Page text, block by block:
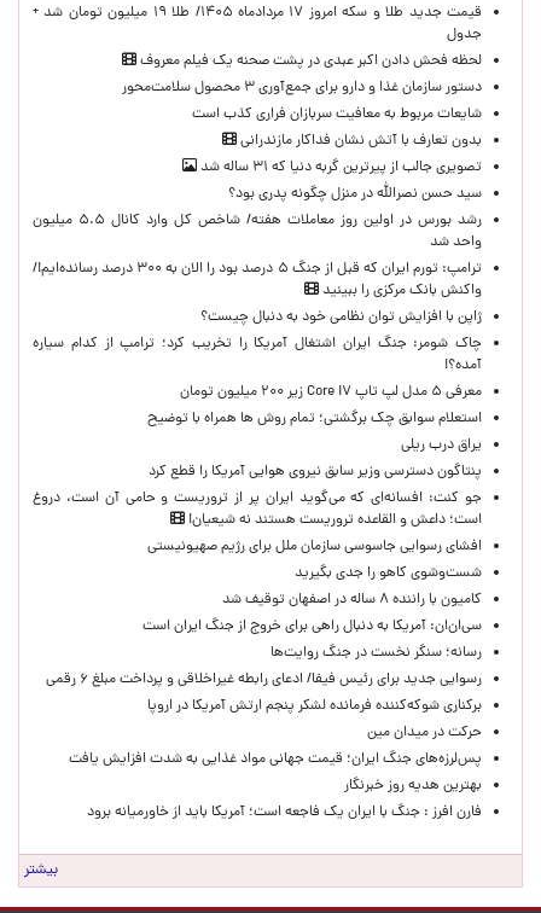
قیمت جدید طلا و سکه امروز ۱۷ مردادماه ۱۴۰۵/ طلا ۱۹ میلیون تومان شد +
جدول
لحظه‌ فحش دادن اکبر عبدی در پشت صحنه یک فیلم معروف
دستور سازمان غذا و دارو برای جمع‌آوری ۳ محصول سلامت‌محور
شایعات مربوط به معافیت سربازان فراری کذب است
بدون تعارف با آتش نشان فداکار مازندرانی
تصویری جالب از پیرترین گربه دنیا که ۳۱ ساله شد
سید حسن نصرالله در منزل چگونه پدری بود؟
رشد بورس در اولین روز معاملات هفته/ شاخص کل وارد کانال ۵.۵ میلیون
واحد شد
ترامپ: تورم ایران که قبل از جنگ ۵ درصد بود را الان به ۳۰۰ درصد رسانده‌ایم!/
واکنش بانک مرکزی را ببینید
ژاپن با افزایش توان نظامی خود به دنبال چیست؟
چاک شومر: جنگ ایران اشتغال آمریکا را تخریب کرد؛ ترامپ از کدام سیاره
آمده؟!
معرفی ۵ مدل لپ تاپ Core i۷ زیر ۲۰۰ میلیون تومان
استعلام سوابق چک برگشتی؛ تمام روش ها همراه با توضیح
یراق درب ریلی
پنتاگون دسترسی وزیر سابق نیروی هوایی آمریکا را قطع کرد
جو کنت: افسانه‌ای که می‌گوید ایران پر از تروریست و حامی آن است، دروغ
است؛ داعش و القاعده تروریست هستند نه شیعیان!
افشای رسوایی جاسوسی سازمان ملل برای رژیم صهیونیستی
شست‌وشوی کاهو را جدی بگیرید
کامیون با راننده ۸ ساله در اصفهان توقیف شد
سی‌ان‌ان: آمریکا به دنبال راهی برای خروج از جنگ ایران است
رسانه؛ سنگر نخست در جنگ روایت‌ها
رسوایی جدید برای رئیس فیفا/ ادعای رابطه غیراخلاقی و پرداخت مبلغ ۶ رقمی
برکناری شوکه‌کننده فرمانده لشکر پنجم ارتش آمریکا در اروپا
حركت در ميدان مين
پس‌لرزه‌های جنگ ایران؛ قیمت جهانی مواد غذایی به شدت افزایش یافت
بهترین هدیه روز خبرنگار
فارن افرز : جنگ با ایران یک فاجعه است؛ آمریکا باید از خاورمیانه برود
بیشتر